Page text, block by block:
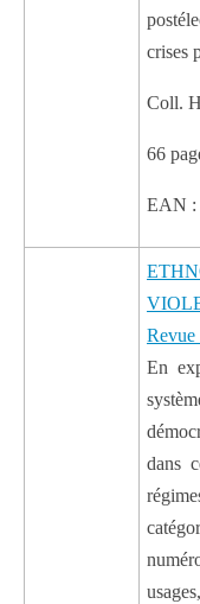
crises
Coll.
66
EAN :
Revue
En
dans